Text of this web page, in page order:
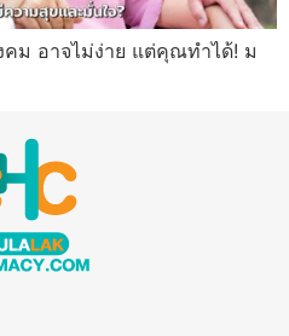
คม อาจไม่ง่าย แต่คุณทำได้! ม